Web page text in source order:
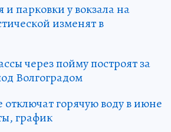
парковки у вокзала на
изменят в
через пойму построят за
Волгоградом
отключат горячую воду в июне
график